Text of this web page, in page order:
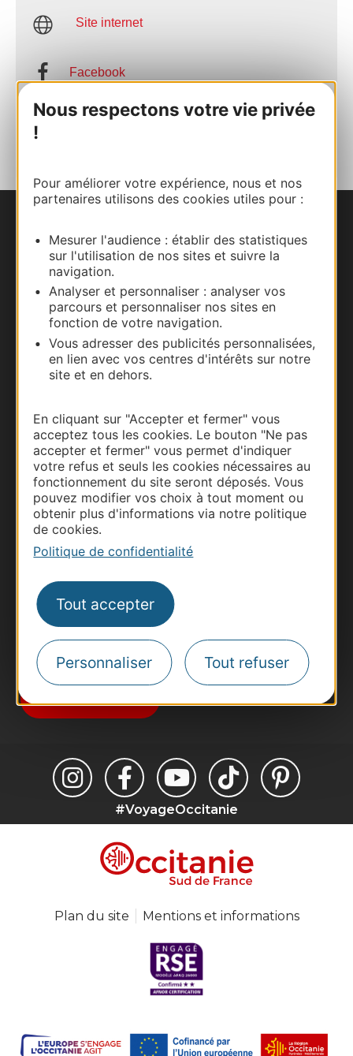
Nous respectons votre vie privée
!
Pour améliorer votre expérience, nous et nos
partenaires utilisons des cookies utiles pour :
Mesurer l'audience : établir des statistiques
sur l'utilisation de nos sites et suivre la
navigation.
Analyser et personnaliser : analyser vos
parcours et personnaliser nos sites en
fonction de votre navigation.
Vous adresser des publicités personnalisées,
en lien avec vos centres d'intérêts sur notre
site et en dehors.
En cliquant sur "Accepter et fermer" vous
acceptez tous les cookies. Le bouton "Ne pas
accepter et fermer" vous permet d'indiquer
votre refus et seuls les cookies nécessaires au
fonctionnement du site seront déposés. Vous
pouvez modifier vos choix à tout moment ou
obtenir plus d'informations via notre politique
de cookies.
Politique de confidentialité
Tout accepter
Personnaliser Tout refuser
Site internet
Facebook
AJOUTER
Carte interactive
Documentation
Thermalisme
Business/Mice
Pros d'Occitanie
Voyagistes
Destination Sport
Inscrivez-vous à la lettre d'information
Destination Occitanie pour recevoir des
suggestions de séjours, de visites et de sorties.
#VoyageOccitanie
Plan du site Mentions et informations